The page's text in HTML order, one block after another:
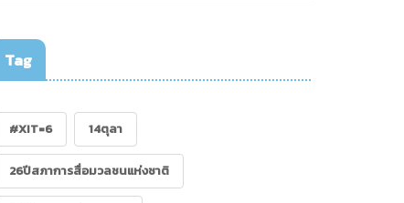
Tag
#XIT=6 14ตุลา
26ปีสภาการสื่อมวลชนแห่งชาติ